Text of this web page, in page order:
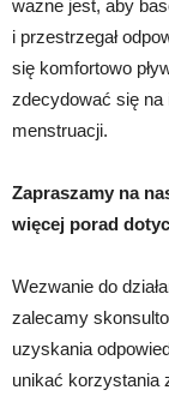
ważne jest, aby
i przestrzegał
się komfortowo
zdecydować się
menstruacji.
Zapraszamy na
więcej porad
Wezwanie do
zalecamy
uzyskania
unikać korzystania